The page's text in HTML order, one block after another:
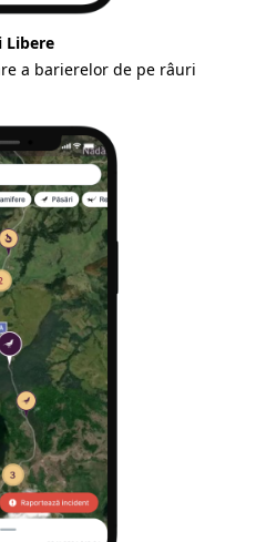
Libere
a barierelor de pe râuri